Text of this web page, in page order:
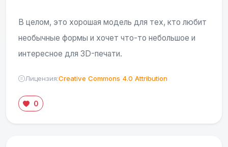
В целом, это хорошая модель для тех, кто любит
необычные формы и хочет что-то небольшое и
интересное для 3D-печати.
Лицензия:Creative Commons 4.0 Attribution
0